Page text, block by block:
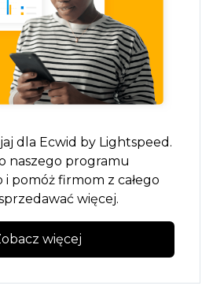
dla Ecwid by Lightspeed.
naszego programu
pomóż firmom z całego
więcej.
więcej